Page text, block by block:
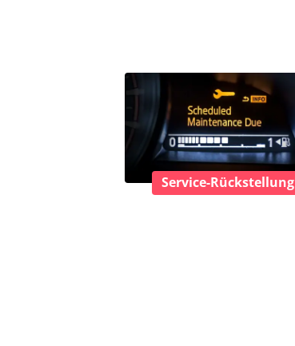
Service-Rückstellung